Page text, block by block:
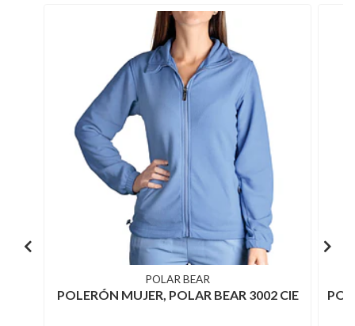
POLAR BEAR
POLERÓN MUJER, POLAR BEAR 3002 CIE